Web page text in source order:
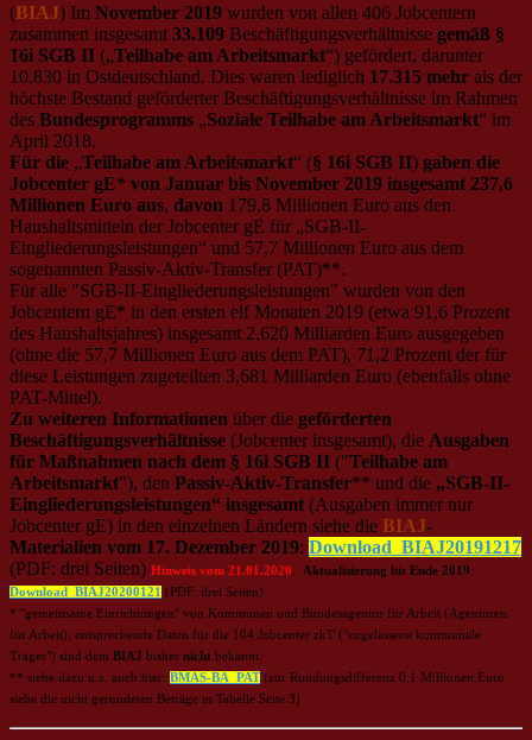
(BIAJ) Im November 2019 wurden von allen 406 Jobcentern
zusammen insgesamt 33.109 Beschäftigungsverhältnisse gemäß §
16i SGB II („Teilhabe am Arbeitsmarkt“) gefördert, darunter
10.830 in Ostdeutschland. Dies waren lediglich 17.315 mehr als der
höchste Bestand geförderter Beschäftigungsverhältnisse im Rahmen
des Bundesprogramms „Soziale Teilhabe am Arbeitsmarkt“ im
April 2018.
Für die „Teilhabe am Arbeitsmarkt“ (§ 16i SGB II) gaben die
Jobcenter gE* von Januar bis November 2019 insgesamt 237,6
Millionen Euro aus, davon 179,8 Millionen Euro aus den
Haushaltsmitteln der Jobcenter gE für „SGB-II-
Eingliederungsleistungen“ und 57,7 Millionen Euro aus dem
sogenannten Passiv-Aktiv-Transfer (PAT)**.
Für alle "SGB-II-Eingliederungsleistungen" wurden von den
Jobcentern gE* in den ersten elf Monaten 2019 (etwa 91,6 Prozent
des Haushaltsjahres) insgesamt 2,620 Milliarden Euro ausgegeben
(ohne die 57,7 Millionen Euro aus dem PAT), 71,2 Prozent der für
diese Leistungen zugeteilten 3,681 Milliarden Euro (ebenfalls ohne
PAT-Mittel).
Zu weiteren Informationen über die geförderten
Beschäftigungsverhältnisse (Jobcenter insgesamt), die Ausgaben
für Maßnahmen nach dem § 16i SGB II ("Teilhabe am
Arbeitsmarkt"), den Passiv-Aktiv-Transfer** und die „SGB-II-
Eingliederungsleistungen“ insgesamt (Ausgaben immer nur
Jobcenter gE) in den einzelnen Ländern siehe die BIAJ-
Materialien vom 17. Dezember 2019: Download_BIAJ20191217
(PDF: drei Seiten) Hinweis vom 21.01.2020 Aktualisierung bis Ende 2019:
Download_BIAJ20200121 (PDF: drei Seiten)
* "gemeinsame Einrichtungen" von Kommunen und Bundesagentur für Arbeit (Agenturen
für Arbeit); entsprechende Daten für die 104 Jobcenter zkT ("zugelassene kommunale
Träger") sind dem BIAJ bisher nicht bekannt.
** siehe dazu u.a. auch hier: BMAS-BA_PAT(zur Rundungsdifferenz 0,1 Millionen Euro
siehe die nicht gerundeten Beträge in Tabelle Seite 3)